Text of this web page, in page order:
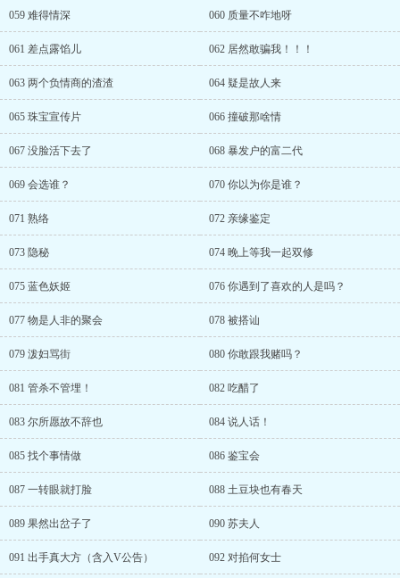
059 难得情深 060 质量不咋地呀
061 差点露馅儿 062 居然敢骗我！！！
063 两个负情商的渣渣 064 疑是故人来
065 珠宝宣传片 066 撞破那啥情
067 没脸活下去了 068 暴发户的富二代
069 会选谁？ 070 你以为你是谁？
071 熟络 072 亲缘鉴定
073 隐秘 074 晚上等我一起双修
075 蓝色妖姬 076 你遇到了喜欢的人是吗？
077 物是人非的聚会 078 被搭讪
079 泼妇骂街 080 你敢跟我赌吗？
081 管杀不管埋！ 082 吃醋了
083 尔所愿故不辞也 084 说人话！
085 找个事情做 086 鉴宝会
087 一转眼就打脸 088 土豆块也有春天
089 果然出岔子了 090 苏夫人
091 出手真大方（含入V公告） 092 对掐何女士